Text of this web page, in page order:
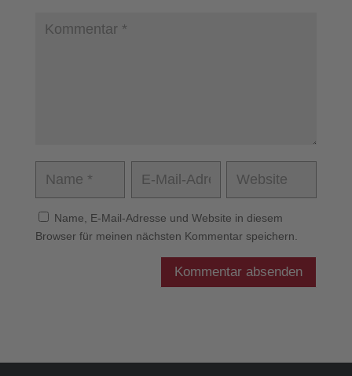
Name, E-Mail-Adresse und Website in diesem
Browser für meinen nächsten Kommentar speichern.